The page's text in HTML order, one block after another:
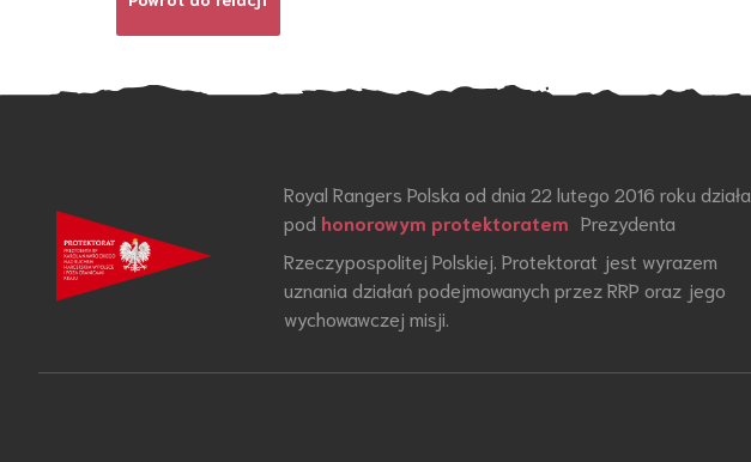
Royal Rangers Polska od dnia 22 lutego 2016 roku działa
pod honorowym protektoratem Prezydenta
Rzeczypospolitej Polskiej. Protektorat jest wyrazem
uznania działań podejmowanych przez RRP oraz jego
wychowawczej misji.